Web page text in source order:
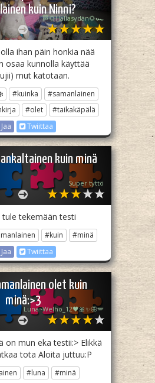
kuin Ninni?
🏁🌻Hallasydän🌻🏎️
ihan päin honkia nää
osaa kunnolla käyttää
mut katotaan.
#kuinka
#samanlainen
#olet
#taikakäpälä
Twiittaa
kuin minä
Super tyttö
tule tekemään testi
#kuin
#minä
Twiittaa
olet kuin
minä:>3
Luna~Welho_12🖤🎀✨️🦋🪽
on mun eka testii:> Elikkä
tota Aloita juttuu:P
#luna
#minä